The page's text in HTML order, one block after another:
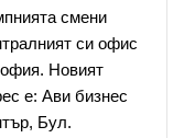
смени
си офис
Новият
е: Ави бизнес
Бул.